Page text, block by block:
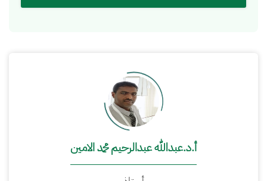
أ.د.عبدالله عبدالرحيم محمد الامين